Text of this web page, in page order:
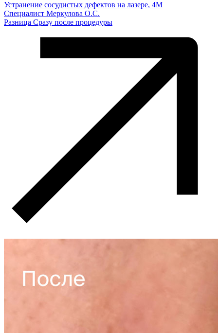
Устранение сосудистых дефектов на лазере, 4М
Специалист Меркулова О.С.
Разница Сразу после процедуры